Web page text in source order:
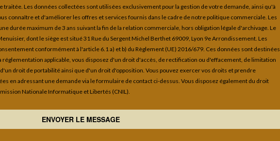
traitée. Les données collectées sont utilisées exclusivement pour la gestion de votre demande, ainsi qu'à
connaître et d'améliorer les offres et services fournis dans le cadre de notre politique commerciale. Les
durée maximum de 3 ans suivant la fin de la relation commerciale, hors obligation légale d'archivage. Le
dont le siège est situé 31 Rue du Sergent Michel Berthet 69009, Lyon 9e Arrondissement. Les
conformément à l'article 6.1 a) et b) du Règlement (UE) 2016/679. Ces données sont destinées
applicable, vous disposez d'un droit d'accès, de rectification ou d'effacement, de limitation
droit de portabilité ainsi que d'un droit d'opposition. Vous pouvez exercer vos droits et prendre
en adressant une demande via le formulaire de contact ci-dessus. Vous disposez également du droit
Nationale Informatique et Libertés (CNIL).